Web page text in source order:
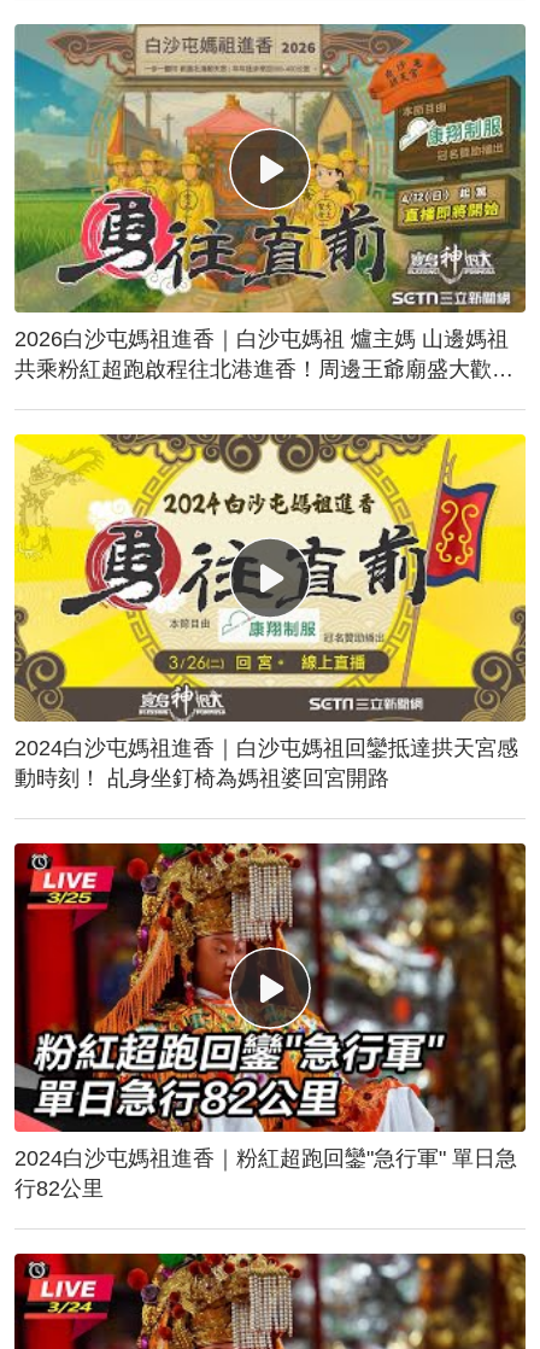
2026白沙屯媽祖進香｜白沙屯媽祖 爐主媽 山邊媽祖
共乘粉紅超跑啟程往北港進香！周邊王爺廟盛大歡
2024白沙屯媽祖進香｜白沙屯媽祖回鑾抵達拱天宮感
動時刻！ 乩身坐釘椅為媽祖婆回宮開路
2024白沙屯媽祖進香｜粉紅超跑回鑾"急行軍" 單日急
行82公里